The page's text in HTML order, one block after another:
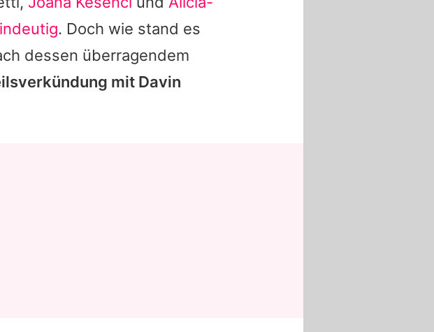
. Doch wie stand es
dessen überragendem
mit Davin